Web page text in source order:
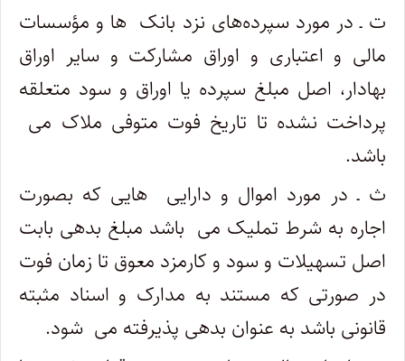
ت ـ در مورد سپرده‌های نزد بانک ‎ ها و مؤسسات
مالی و اعتباری و اوراق مشارکت و سایر اوراق
بهادار، اصل مبلغ سپرده یا اوراق و سود متعلقه
باشد.
ث ـ در مورد اموال و دارایی ‎ هایی که بصورت
اجاره به شرط تملیک می ‎ باشد مبلغ بدهی بابت
اصل تسهیلات و سود و کارمزد معوق تا زمان فوت
در صورتی که مستند به مدارک و اسناد مثبته
قانونی باشد به عنوان بدهی پذیرفته می ‎ شود.